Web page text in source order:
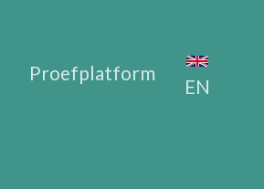
Proefplatform
EN